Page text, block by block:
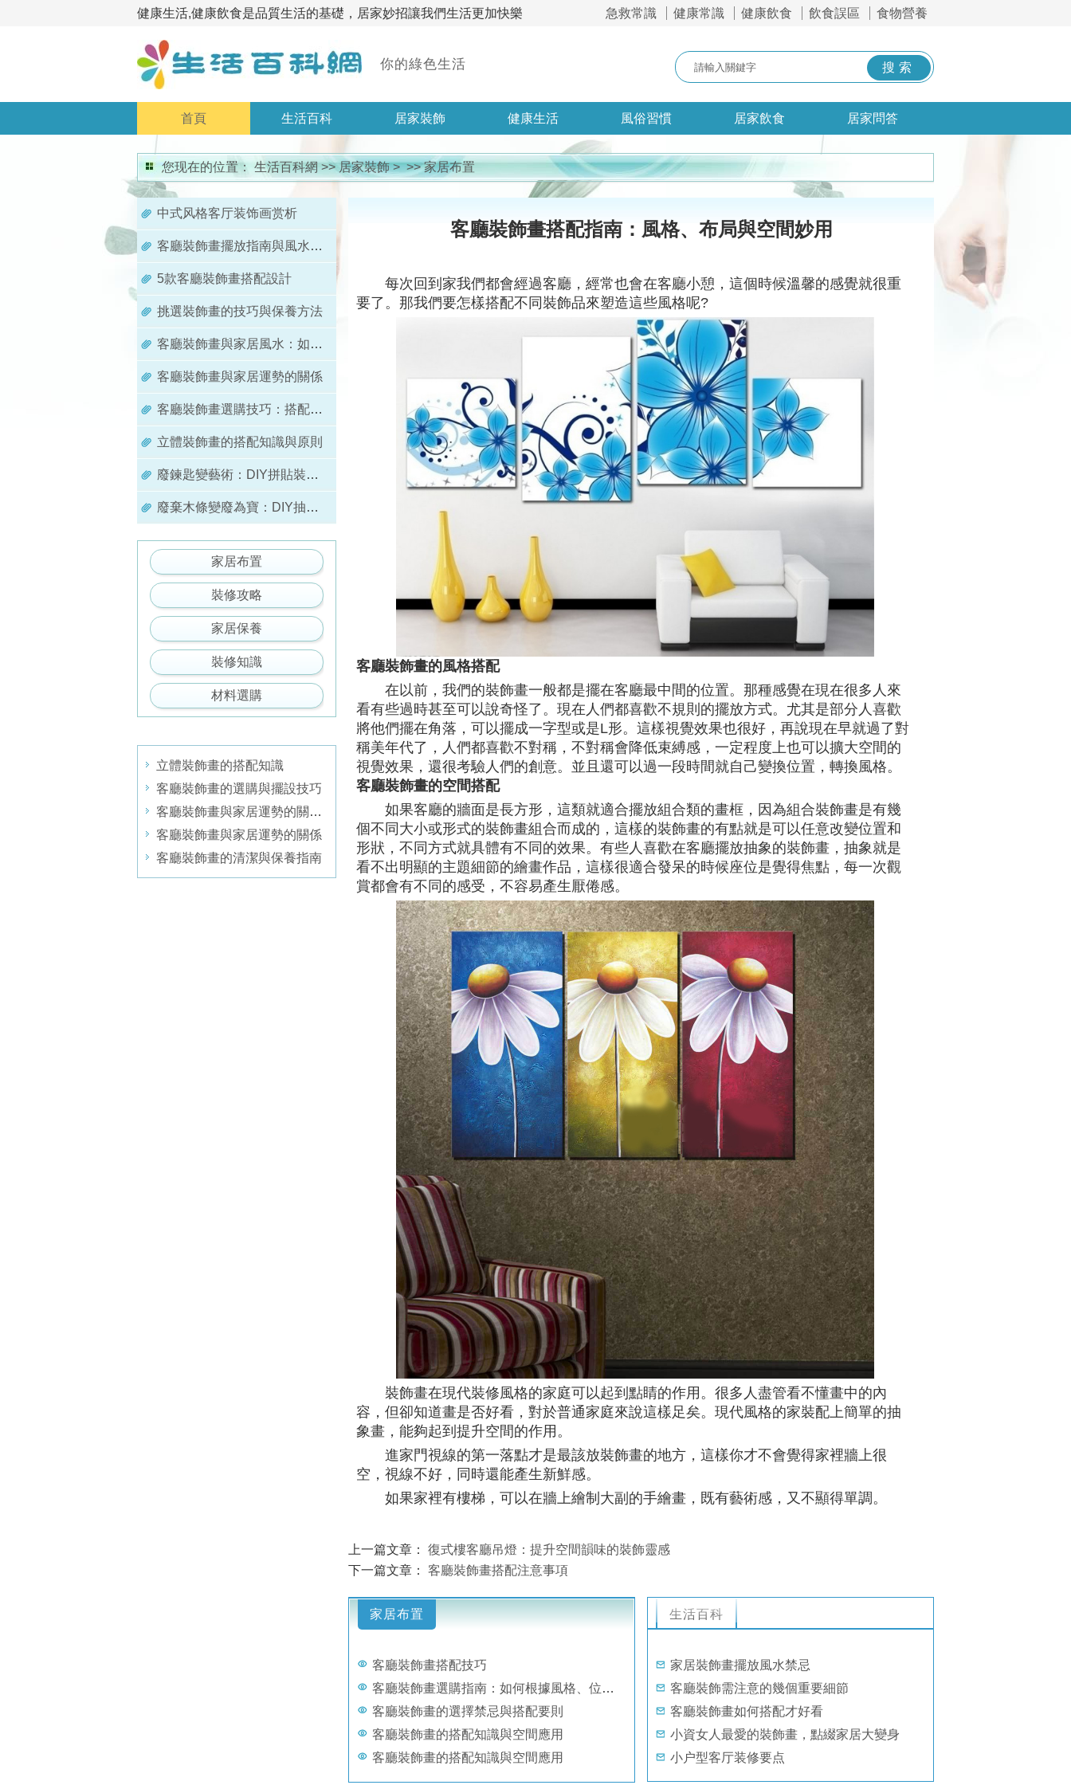
健康生活,健康飲食是品質生活的基礎，居家妙招讓我們生活更加快樂 急救常識 健康常識 健康飲食 飲食誤區 食物營養
你的綠色生活
首頁 生活百科 居家裝飾 健康生活 風俗習慣 居家飲食 居家問答
您现在的位置： 生活百科網 >>居家裝飾> >>家居布置
客廳裝飾畫搭配指南：風格、布局與空間妙用
每次回到家我們都會經過客廳，經常也會在客廳小憩，這個時候溫馨的感覺就很重
要了。那我們要怎樣搭配不同裝飾品來塑造這些風格呢?
客廳裝飾畫的風格搭配
在以前，我們的裝飾畫一般都是擺在客廳最中間的位置。那種感覺在現在很多人來
看有些過時甚至可以說奇怪了。現在人們都喜歡不規則的擺放方式。尤其是部分人喜歡
將他們擺在角落，可以擺成一字型或是L形。這樣視覺效果也很好，再說現在早就過了對
稱美年代了，人們都喜歡不對稱，不對稱會降低束縛感，一定程度上也可以擴大空間的
視覺效果，還很考驗人們的創意。並且還可以過一段時間就自己變換位置，轉換風格。
客廳裝飾畫的空間搭配
如果客廳的牆面是長方形，這類就適合擺放組合類的畫框，因為組合裝飾畫是有幾
個不同大小或形式的裝飾畫組合而成的，這樣的裝飾畫的有點就是可以任意改變位置和
形狀，不同方式就具體有不同的效果。有些人喜歡在客廳擺放抽象的裝飾畫，抽象就是
看不出明顯的主題細節的繪畫作品，這樣很適合發呆的時候座位是覺得焦點，每一次觀
賞都會有不同的感受，不容易產生厭倦感。
裝飾畫在現代裝修風格的家庭可以起到點睛的作用。很多人盡管看不懂畫中的內
容，但卻知道畫是否好看，對於普通家庭來說這樣足矣。現代風格的家裝配上簡單的抽
象畫，能夠起到提升空間的作用。
進家門視線的第一落點才是最該放裝飾畫的地方，這樣你才不會覺得家裡牆上很
空，視線不好，同時還能產生新鮮感。
如果家裡有樓梯，可以在牆上繪制大副的手繪畫，既有藝術感，又不顯得單調。
上一篇文章： 復式樓客廳吊燈：提升空間韻味的裝飾靈感
下一篇文章： 客廳裝飾畫搭配注意事項
家居布置
客廳裝飾畫搭配技巧
客廳裝飾畫選購指南：如何根據風格、位置與光線選擇適畫畫作
客廳裝飾畫的選擇禁忌與搭配要則
客廳裝飾畫的搭配知識與空間應用
客廳裝飾畫的搭配知識與空間應用
生活百科
家居裝飾畫擺放風水禁忌
客廳裝飾需注意的幾個重要細節
客廳裝飾畫如何搭配才好看
小資女人最愛的裝飾畫，點綴家居大變身
小户型客厅装修要点
中式风格客厅装饰画赏析
客廳裝飾畫擺放指南與風水禁忌
5款客廳裝飾畫搭配設計
挑選裝飾畫的技巧與保養方法
客廳裝飾畫與家居風水：如何透過畫作提升家運
客廳裝飾畫與家居運勢的關係
客廳裝飾畫選購技巧：搭配風格與空間的實用指南
立體裝飾畫的搭配知識與原則
廢鍊匙變藝術：DIY拼貼裝飾畫的創意玩法
廢棄木條變廢為寶：DIY抽象風裝飾畫的創意手作
家居布置
裝修攻略
家居保養
裝修知識
材料選購
立體裝飾畫的搭配知識
客廳裝飾畫的選購與擺設技巧
客廳裝飾畫與家居運勢的關係探討
客廳裝飾畫與家居運勢的關係
客廳裝飾畫的清潔與保養指南